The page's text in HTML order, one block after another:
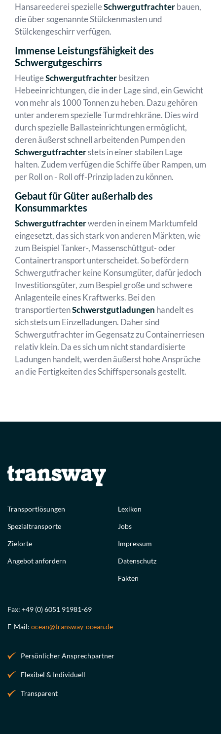
Hansareederei spezielleSchwergutfrachterbauen,
die über sogenannte Stülckenmasten und
Stülckengeschirr verfügen.
Immense Leistungsfähigkeit des
Schwergutgeschirrs
HeutigeSchwergutfrachterbesitzen
Hebeeinrichtungen, die in der Lage sind, ein Gewicht
von mehr als 1000 Tonnen zu heben. Dazu gehören
unter anderem spezielle Turmdrehkräne. Dies wird
durch spezielle Ballasteinrichtungen ermöglicht,
deren äußerst schnell arbeitenden Pumpen den
Schwergutfrachterstets in einer stabilen Lage
halten. Zudem verfügen die Schiffe über Rampen, um
per Roll on - Roll off-Prinzip laden zu können.
Gebaut für Güter außerhalb des
Konsummarktes
Schwergutfrachterwerden in einem Marktumfeld
eingesetzt, das sich stark von anderen Märkten, wie
zum Beispiel Tanker-, Massenschüttgut- oder
Containertransport unterscheidet. So befördern
Schwergutfracher keine Konsumgüter, dafür jedoch
Investitionsgüter, zum Bespiel große und schwere
Anlagenteile eines Kraftwerks. Bei den
transportiertenSchwerstgutladungen handelt es
sich stets um Einzelladungen. Daher sind
Schwergutfrachter im Gegensatz zu Containerriesen
relativ klein. Da es sich um nicht standardisierte
Ladungen handelt, werden äußerst hohe Ansprüche
an die Fertigkeiten des Schiffspersonals gestellt.
Transportlösungen
Spezialtransporte
Zielorte
Angebot anfordern
Lexikon
Jobs
Impressum
Datenschutz
Fakten
Fax: +49 (0) 6051 91981-69
E-Mail: ocean@transway-ocean.de
Persönlicher Ansprechpartner
Flexibel & Individuell
Transparent